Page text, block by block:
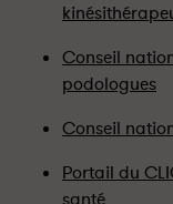
Conseil
podologues
Conseil
Portail du